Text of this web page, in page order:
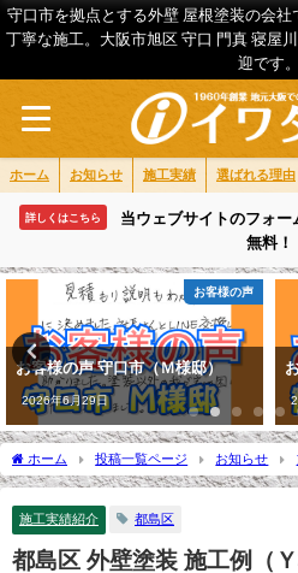
守口市を拠点とする外壁 屋根塗装の会
丁寧な施工。大阪市旭区 守口 門真 寝屋
迎です。
ホーム お知らせ 施工実績 選ばれる理由
詳しくはこちら
当ウェブサイトのフォ
無料！
お客様の声
お客様の声 鶴見区（Ｉ様邸）
2026年5月18日
ホーム 投稿一覧ページ お知らせ
工例（Ｙ様邸）
施工実績紹介 都島区
都島区 外壁塗装 施工例（Ｙ